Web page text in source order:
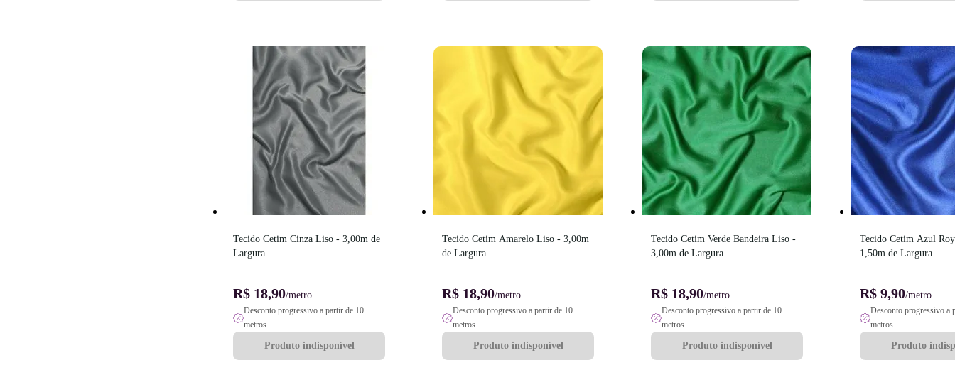
Tecido Cetim Cinza Liso - 3,00m de
Largura
R$ 18,90/metro
Desconto progressivo a partir de 10
metros
Produto indisponível
Tecido Cetim Amarelo Liso - 3,00m
de Largura
R$ 18,90/metro
Desconto progressivo a partir de 10
metros
Produto indisponível
Tecido Cetim Verde Bandeira Liso -
3,00m de Largura
R$ 18,90/metro
Desconto progressivo a partir de 10
metros
Produto indisponível
Tecido Cetim Azul
1,50m de Largura
R$ 9,90/metro
Desconto progressivo a
metros
Produto